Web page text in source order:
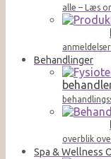
alle – Læs
Behandlinger
overblik
Spa & Wellness